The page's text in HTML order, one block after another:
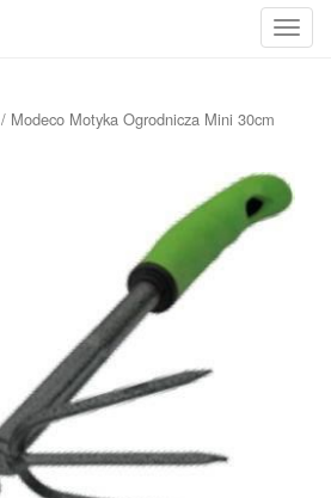
T
n
/ Modeco Motyka Ogrodnicza Mini 30cm